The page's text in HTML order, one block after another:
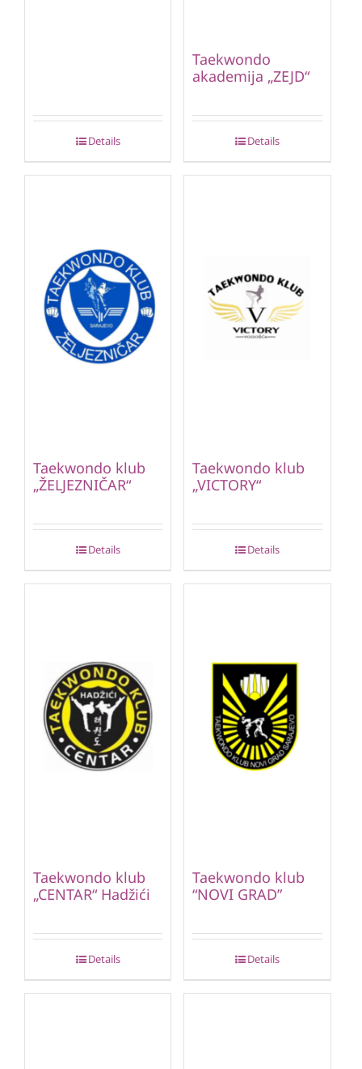
Details
Taekwondo
akademija „ZEJD“
Details
Taekwondo klub
„ŽELJEZNIČAR“
Details
Taekwondo klub
„VICTORY“
Details
Taekwondo klub
„CENTAR“ Hadžići
Details
Taekwondo klub
“NOVI GRAD”
Details